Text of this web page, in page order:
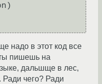
надо в этот код все
пишешь на
дальшще в лес,
чего? Ради